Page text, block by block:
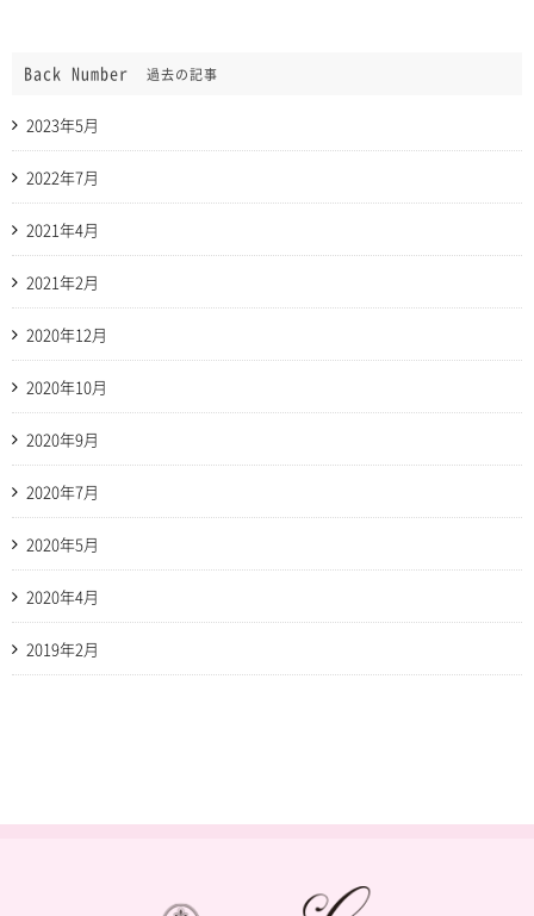
Back Number 過去の記事
2023年5月
2022年7月
2021年4月
2021年2月
2020年12月
2020年10月
2020年9月
2020年7月
2020年5月
2020年4月
2019年2月